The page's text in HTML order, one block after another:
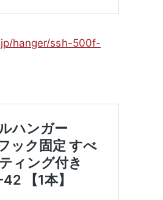
hanger/ssh-500f-